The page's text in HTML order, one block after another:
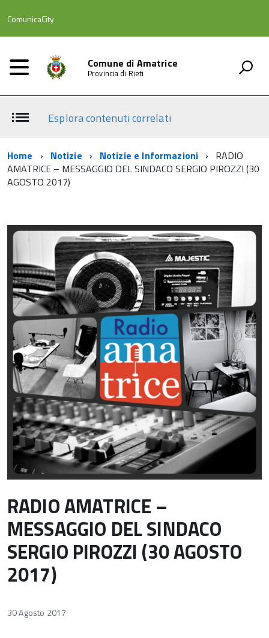
ComunicaCity
Comune di Amatrice
Provincia di Rieti
Esplora contenuti correlati
Home Notizie Notizie e Informazioni
RADIO
AMATRICE – MESSAGGIO DEL SINDACO SERGIO PIROZZI (30
AGOSTO 2017)
RADIO AMATRICE –
MESSAGGIO DEL SINDACO
SERGIO PIROZZI (30 AGOSTO
2017)
30 Agosto 2017